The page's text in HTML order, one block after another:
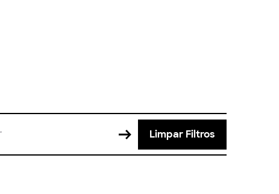
Limpar Filtros